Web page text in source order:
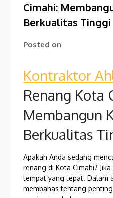
Cimahi:
Berkualitas Tinggi
Posted on
Kontraktor
Renang Kota
Membangun
Berkualitas
Apakah Anda sedang
renang di Kota Cimahi?
tempat yang tepat. Dalam
membahas tentang